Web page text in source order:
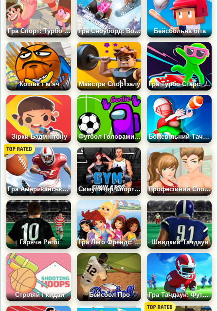
Гра Спорт: Турбо Волейбол Гра Сноуборд: Вогонь і Лід Бейсбольна біта
Кошик і м'яч Майстри Спортзалу Гра Турбо Старс: Змагальні перегони
Зірки Бадмінтону Футбол Головами Амонг Ас Божевільний Тачдаун
Гра Американський Футбол: Удари Симулятор Спортзалу 2024 Професійний Спортзал
Гаряче Регбі Гра Лего Френдс: Басейн Швидкий Тачдаун
Стріляй і кидай Бейсбол Про Гра Тачдаун: Футбол Регбі